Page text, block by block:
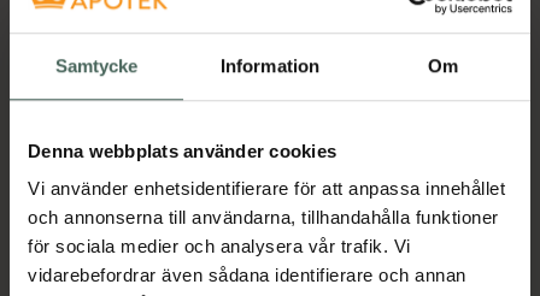
Samtycke Information Om
Denna webbplats använder cookies
Vi använder enhetsidentifierare för att anpassa innehållet
och annonserna till användarna, tillhandahålla funktioner
för sociala medier och analysera vår trafik. Vi
vidarebefordrar även sådana identifierare och annan
Tillverkaren garanterar genom
säker att använda och uppfyller
gällande krav.
Leukotape K by Actimove är en stretchbar
elastiskt och består av bomull och spandex
samt använder ett akrylbaserat lim.
Jämförpris 159 kr/st